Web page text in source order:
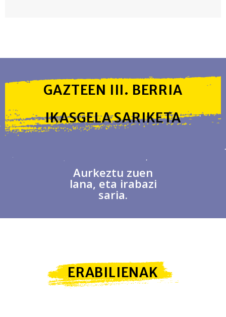
GAZTEEN III. BERRIA
IKASGELA SARIKETA
Aurkeztu zuen
lana, eta irabazi
saria.
ERABILIENAK